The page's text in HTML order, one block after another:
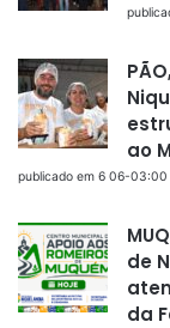
ao
publicado em 6 06-
de
da